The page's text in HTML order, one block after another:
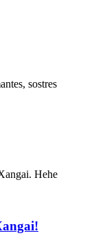
sostres
Hehe